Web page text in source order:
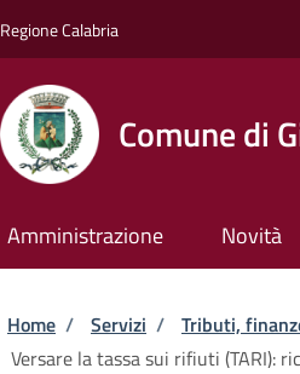
Regione Calabria
Comune di
Amministrazione Novità
Briciole di
Home / Servizi / Tributi,
Versare la tassa sui rifiuti (TARI):